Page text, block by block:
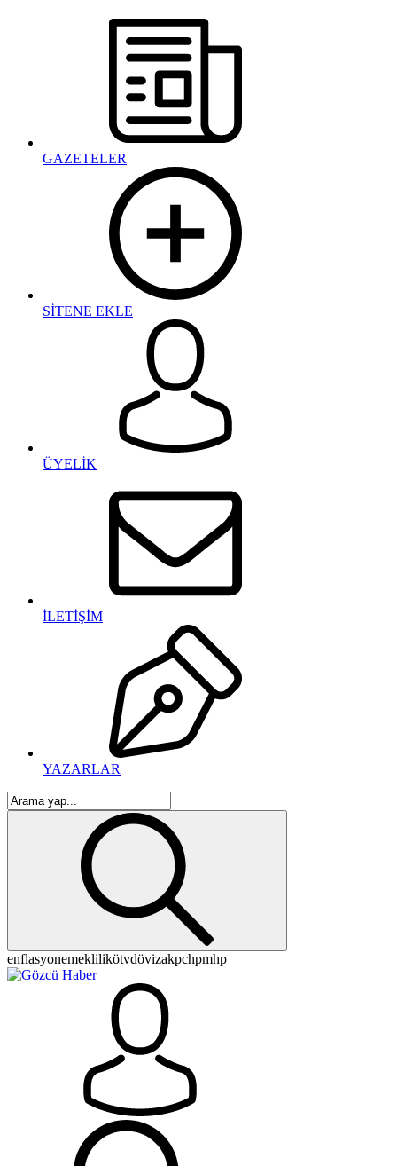
GAZETELER
SİTENE EKLE
ÜYELİK
İLETİŞİM
YAZARLAR
enflasyonemeklilikötvdövizakpchpmhp